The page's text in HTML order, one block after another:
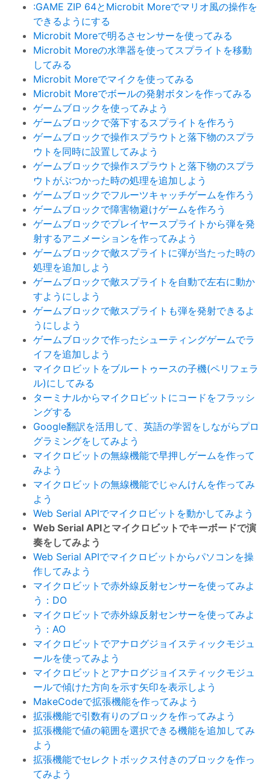
:GAME ZIP 64とMicrobit Moreでマリオ風の操作を
できるようにする
Microbit Moreで明るさセンサーを使ってみる
Microbit Moreの水準器を使ってスプライトを移動
してみる
Microbit Moreでマイクを使ってみる
Microbit Moreでボールの発射ボタンを作ってみる
ゲームブロックを使ってみよう
ゲームブロックで落下するスプライトを作ろう
ゲームブロックで操作スプラウトと落下物のスプラ
ウトを同時に設置してみよう
ゲームブロックで操作スプラウトと落下物のスプラ
ウトがぶつかった時の処理を追加しよう
ゲームブロックでフルーツキャッチゲームを作ろう
ゲームブロックで障害物避けゲームを作ろう
ゲームブロックでプレイヤースプライトから弾を発
射するアニメーションを作ってみよう
ゲームブロックで敵スプライトに弾が当たった時の
処理を追加しよう
ゲームブロックで敵スプライトを自動で左右に動か
すようにしよう
ゲームブロックで敵スプライトも弾を発射できるよ
うにしよう
ゲームブロックで作ったシューティングゲームでラ
イフを追加しよう
マイクロビットをブルートゥースの子機(ペリフェラ
ル)にしてみる
ターミナルからマイクロビットにコードをフラッシ
ングする
Google翻訳を活用して、英語の学習をしながらプロ
グラミングをしてみよう
マイクロビットの無線機能で早押しゲームを作って
みよう
マイクロビットの無線機能でじゃんけんを作ってみ
よう
Web Serial APIでマイクロビットを動かしてみよう
Web Serial APIとマイクロビットでキーボードで演
奏をしてみよう
Web Serial APIでマイクロビットからパソコンを操
作してみよう
マイクロビットで赤外線反射センサーを使ってみよ
う：DO
マイクロビットで赤外線反射センサーを使ってみよ
う：AO
マイクロビットでアナログジョイスティックモジュ
ールを使ってみよう
マイクロビットとアナログジョイスティックモジュ
ールで傾けた方向を示す矢印を表示しよう
MakeCodeで拡張機能を作ってみよう
拡張機能で引数有りのブロックを作ってみよう
拡張機能で値の範囲を選択できる機能を追加してみ
よう
拡張機能でセレクトボックス付きのブロックを作っ
てみよう